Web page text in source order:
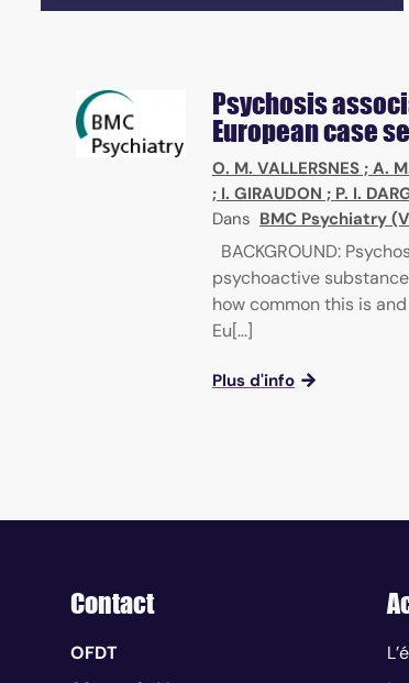
Psychosis
European case
O. M. VALLERSNES; A.
; I. GIRAUDON ; P. I.
Dans BMC Psychiatry
BACKGROUND:
psychoactive
how common this is
Eu[...]
Plus d'info
Contact
OFDT